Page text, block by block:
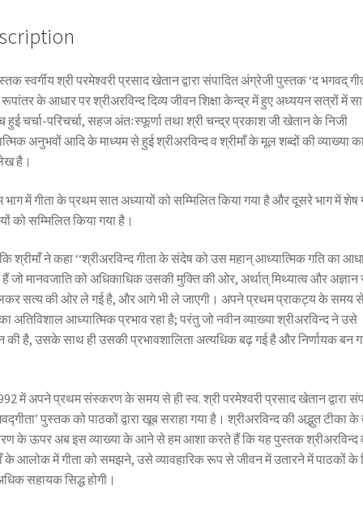
स्वर्गीय श्री परमेश्वरी प्रसाद खेतान द्वारा संपादित अंग्रेजी पुस्तक ‘द भगवद्
रूपांतर के आधार पर श्रीअरविन्द दिव्य जीवन शिक्षा केन्द्र में हुए अध्ययन सत्रों में
हुई चर्चा-परिचर्चा, सहज अंतःस्फूर्णा तथा श्री चन्द्र प्रकाश जी खेतान के निजी
अनुभवों आदि के माध्यम से हुई श्रीअरविन्द व श्रीमाँ के मूल शब्दों की व्याख्या
है।
में गीता के प्रथम सात अध्यायों को सम्मिलित किया गया है और दूसरे भाग में शेष
को सम्मिलित किया गया है।
श्रीमाँ ने कहा ‘‘श्रीअरविन्द गीता के संदेष को उस महान् आध्यात्मिक गति का
जो मानवजाति को अधिकाधिक उसकी मुक्ति की ओर, अर्थात् मिथ्यात्व और अज्ञान
सत्य की ओर ले गई है, और आगे भी ले जाएगी। अपने प्रथम प्राकट्य के समय से
अतिविशाल आध्यात्मिक प्रभाव रहा है; परंतु जो नवीन व्याख्या श्रीअरविन्द ने उसे
की है, उसके साथ ही उसकी प्रभावशालिता अत्यधिक बढ़ गई है और निर्णायक बन
में अपने प्रथम संस्करण के समय से ही स्व. श्री परमेश्वरी प्रसाद खेतान द्वारा
पुस्तक को पाठकों द्वारा खूब सराहा गया है। श्रीअरविन्द की अद्भुत टीका
के ऊपर अब इस व्याख्या के आने से हम आशा करते हैं कि यह पुस्तक श्रीअरविन्द
के आलोक में गीता को समझने, उसे व्यावहारिक रूप से जीवन में उतारने में पाठकों के
सहायक सिद्ध होगी।